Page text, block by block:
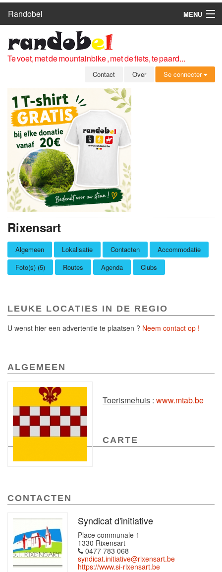
Randobel
MENU
ROUTES
CLUBS
OVER
LEDEN
ZICH AANMELDEN
GRATIS REGISTRATIE
WACHTWOORD VERGETEN
Te voet, met de mountainbike , met de fiets, te paard...
Contact Over Se connecter
Rixensart
Algemeen Lokalisatie Contacten
Accommodatie
Foto(s) (5)
Routes Agenda Clubs
LEUKE LOCATIES IN DE REGIO
U wenst hier een advertentie te plaatsen ? Neem contact op !
ALGEMEEN
Toerismehuis : www.mtab.be
CARTE
CONTACTEN
Syndicat d'initiative
Place communale 1
1330 Rixensart
0477 783 068
syndicat.initiative@rixensart.be
https://www.si-rixensart.be